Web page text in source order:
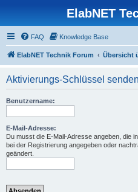
ElabNET
FAQ Knowledge Base
ElabNET Technik Forum Übersicht
Aktivierungs-Schlüssel senden
Benutzername:
E-Mail-Adresse:
Du musst die E-Mail-Adresse angeben, die
bei der Registrierung angegeben oder
geändert.